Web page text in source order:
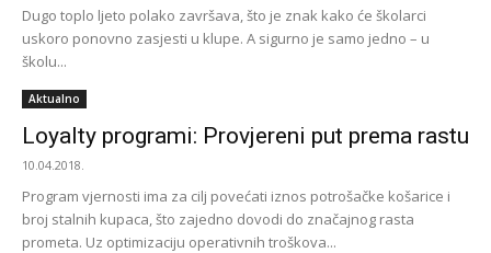
Dugo toplo ljeto polako završava, što je znak kako će školarci
uskoro ponovno zasjesti u klupe. A sigurno je samo jedno – u
školu...
Aktualno
Loyalty programi: Provjereni put prema rastu
10.04.2018.
Program vjernosti ima za cilj povećati iznos potrošačke košarice i
broj stalnih kupaca, što zajedno dovodi do značajnog rasta
prometa. Uz optimizaciju operativnih troškova...